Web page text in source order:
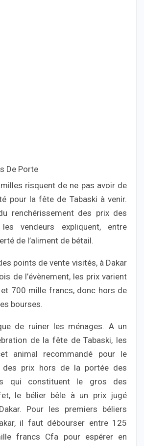
risquent de ne pas avoir de
pour la fête de Tabaski à venir.
renchérissement des prix des
vendeurs expliquent, entre
de l’aliment de bétail.
points de vente visités, à Dakar
de l’évènement, les prix varient
700 mille francs, donc hors de
bourses.
de ruiner les ménages. A un
de la fête de Tabaski, les
animal recommandé pour le
des prix hors de la portée des
qui constituent le gros des
le bélier bêle à un prix jugé
Pour les premiers béliers
il faut débourser entre 125
francs Cfa pour espérer en